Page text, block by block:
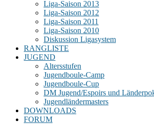
Liga-Saison 2013
Liga-Saison 2012
Liga-Saison 2011
Liga-Saison 2010
Diskussion Ligasystem
RANGLISTE
JUGEND
Altersstufen
Jugendboule-Camp
Jugendboule-Cup
DM Jugend/Espoirs und
Jugendländermasters
DOWNLOADS
FORUM